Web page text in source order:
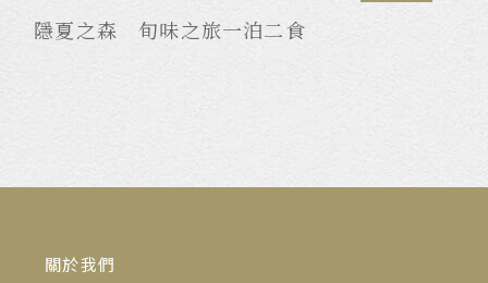
隱夏之森 旬味之旅一泊二食
關於我們